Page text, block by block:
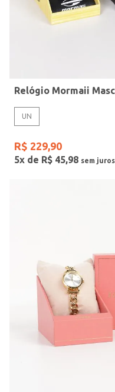
Faixas de preço
Relógio Mormaii
UN
R$ 229,90
5x de R$ 45,98